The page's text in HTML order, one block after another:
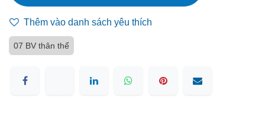
Thêm vào danh sách yêu thích
07 BV thân thể